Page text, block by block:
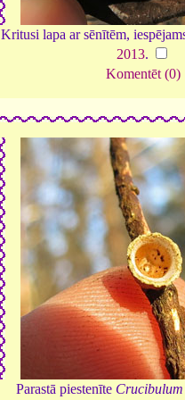
Kritusi lapa ar sēnītēm,
2013.
Komentēt (0)
Parastā piestenīte Crucibulum